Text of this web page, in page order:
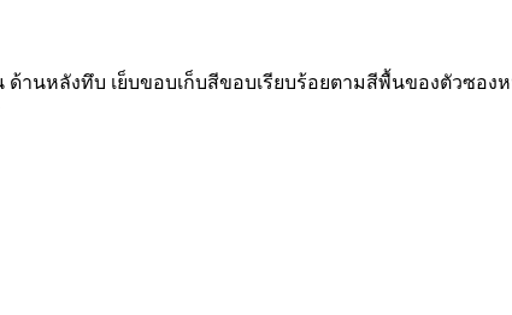
นหลังทึบ เย็บขอบเก็บสีขอบเรียบร้อยตามสีพื้นของตัวซอง